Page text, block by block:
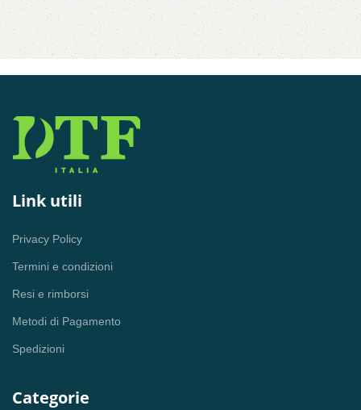
Link utili
Privacy Policy
Termini e condizioni
Resi e rimborsi
Metodi di Pagamento
Spedizioni
Categorie